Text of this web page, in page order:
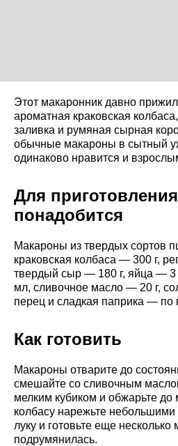
Этот макаронник давно
ароматная краковская
заливка и румяная сырная
обычные макароны в сытный
одинаково нравится и
Для
понадобится
Макароны из твердых сортов
краковская колбаса — 300 г,
твердый сыр — 180 г, яйца —
мл, сливочное масло — 20 г,
перец и сладкая паприка — по
Как готовить
Макароны отварите до
смешайте со сливочным
мелким кубиком и обжарьте до
колбасу нарежьте небольшими
луку и готовьте еще несколько
подрумянилась.